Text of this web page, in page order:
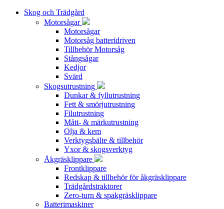
Skog och Trädgård
Motorsågar
Motorsågar
Motorsåg batteridriven
Tillbehör Motorsåg
Stångsågar
Kedjor
Svärd
Skogsutrustning
Dunkar & fyllutrustning
Fett & smörjutrustning
Filutrustning
Mått- & märkutrustning
Olja & kem
Verktygsbälte & tillbehör
Yxor & skogsverktyg
Åkgräsklippare
Frontklippare
Redskap & tillbehör för åkgräsklippare
Trädgårdstraktorer
Zero-turn & spakgräsklippare
Batterimaskiner